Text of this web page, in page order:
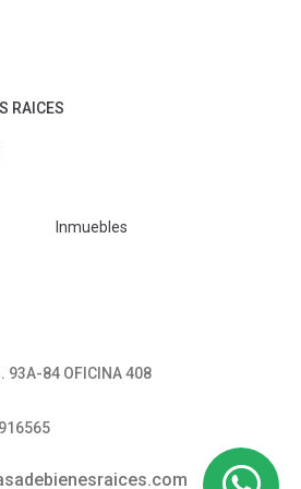
RAICES
Inmuebles
93A-84 OFICINA 408